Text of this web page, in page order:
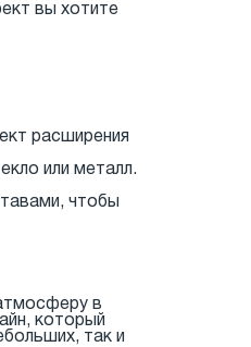
вы хотите
расширения
или металл.
чтобы
в
который
так и